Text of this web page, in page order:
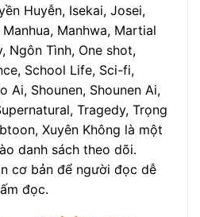
Huyễn, Isekai, Josei,
Manhwa, Martial
Ngôn Tình, One shot,
School Life, Sci-fi,
Ai, Shounen, Shounen Ai,
Tragedy, Trọng
Xuyên Không là một
danh sách theo dõi.
cơ bản để người đọc dễ
đọc.